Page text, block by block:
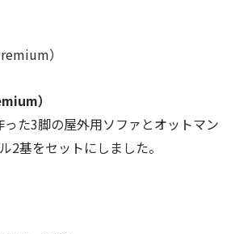
）
た3脚の屋外用ソファとオットマン
2基をセットにしました。